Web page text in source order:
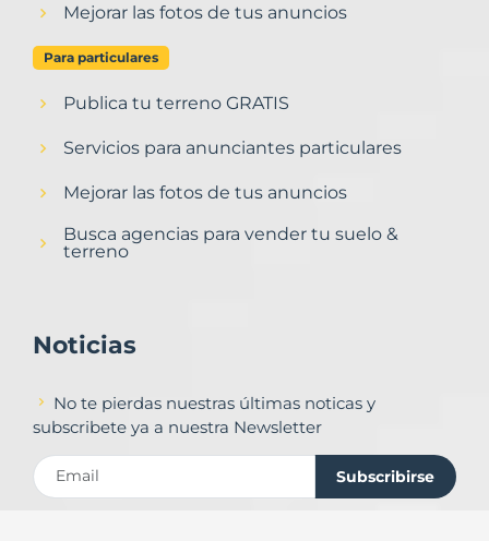
Mejorar las fotos de tus anuncios
Para particulares
Publica tu terreno GRATIS
Servicios para anunciantes particulares
Mejorar las fotos de tus anuncios
Busca agencias para vender tu suelo &
terreno
Noticias
No te pierdas nuestras últimas noticas y
subscribete ya a nuestra Newsletter
Subscribirse